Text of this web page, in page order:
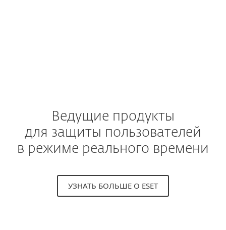
Ведущие продукты
для защиты пользователей
в режиме реального времени
УЗНАТЬ БОЛЬШЕ О ESET